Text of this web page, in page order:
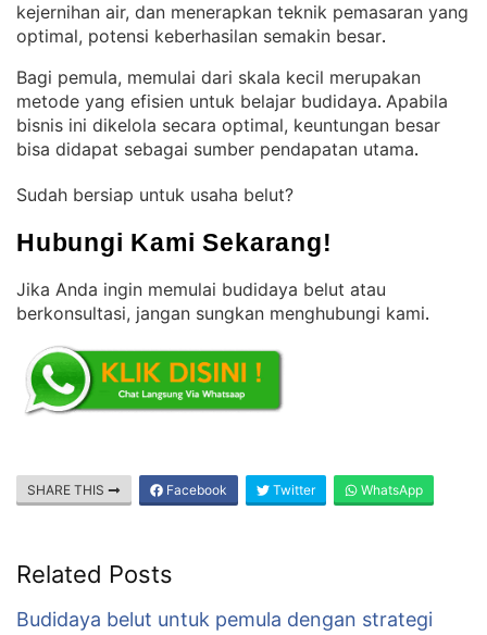
kejernihan air, dan menerapkan teknik pemasaran yang
optimal, potensi keberhasilan semakin besar.
Bagi pemula, memulai dari skala kecil merupakan
metode yang efisien untuk belajar budidaya. Apabila
bisnis ini dikelola secara optimal, keuntungan besar
bisa didapat sebagai sumber pendapatan utama.
Sudah bersiap untuk usaha belut?
Hubungi Kami Sekarang!
Jika Anda ingin memulai budidaya belut atau
berkonsultasi, jangan sungkan menghubungi kami.
SHARE THIS Facebook Twitter WhatsApp
Related Posts
Budidaya belut untuk pemula dengan strategi